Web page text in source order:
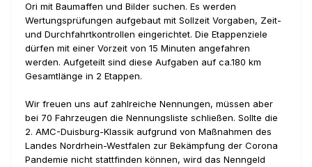
Ori mit Baumaffen und Bilder suchen. Es werden
Wertungsprüfungen aufgebaut mit Sollzeit Vorgaben, Zeit-
und Durchfahrtkontrollen eingerichtet. Die Etappenziele
dürfen mit einer Vorzeit von 15 Minuten angefahren
werden. Aufgeteilt sind diese Aufgaben auf ca.180 km
Gesamtlänge in 2 Etappen.
Wir freuen uns auf zahlreiche Nennungen, müssen aber
bei 70 Fahrzeugen die Nennungsliste schließen. Sollte die
2. AMC-Duisburg-Klassik aufgrund von Maßnahmen des
Landes Nordrhein-Westfalen zur Bekämpfung der Corona
Pandemie nicht stattfinden können, wird das Nenngeld